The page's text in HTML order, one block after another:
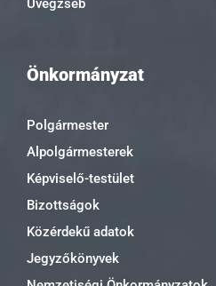
Üvegzseb
Önkormányzat
Polgármester
Alpolgármesterek
Képviselő-testület
Bizottságok
Közérdekű adatok
Jegyzőkönyvek